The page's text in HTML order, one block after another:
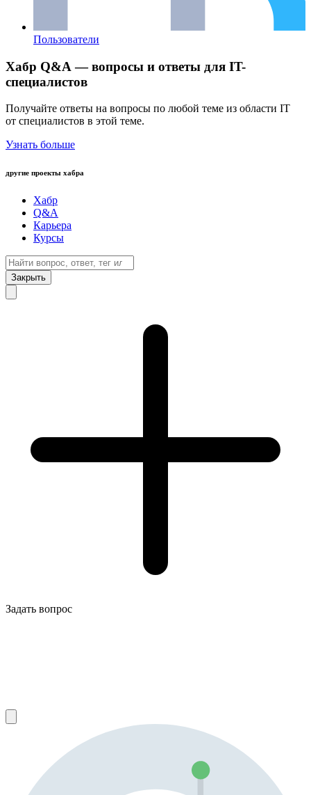
Пользователи
Хабр Q&A — вопросы и ответы для IT-
специалистов
Получайте ответы на вопросы по любой теме из области IT
от специалистов в этой теме.
Узнать больше
другие проекты хабра
Хабр
Q&A
Карьера
Курсы
Закрыть
Задать вопрос